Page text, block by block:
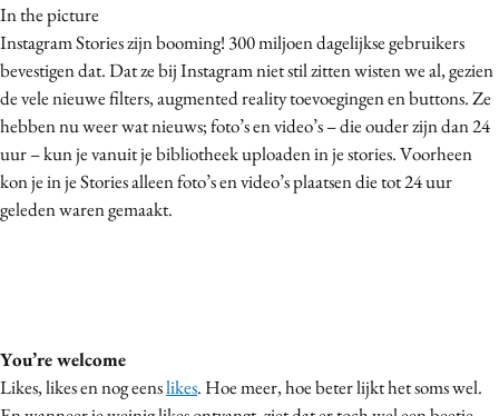
Contentmarketing
Craft
Customer Experience
Data & Insights
Design
Digital transformation
Diversiteit
Interne communicatie
Martech
In the picture
Instagram Stories zijn booming! 300 miljoen dagelijkse gebruikers
bevestigen dat. Dat ze bij Instagram niet stil zitten wisten we al, gezien
de vele nieuwe filters, augmented reality toevoegingen en buttons. Ze
hebben nu weer wat nieuws; foto’s en video’s – die ouder zijn dan 24
uur – kun je vanuit je bibliotheek uploaden in je stories. Voorheen
kon je in je Stories alleen foto’s en video’s plaatsen die tot 24 uur
geleden waren gemaakt.
You’re welcome
Likes, likes en nog eenslikes.Hoe meer, hoe beter lijkt het soms wel.